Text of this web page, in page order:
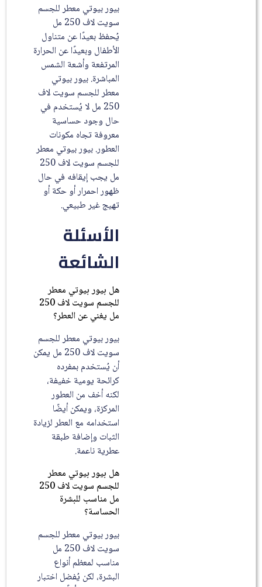
بيور بيوتي معطر للجسم
سويت لاف 250 مل
يُحفظ بعيدًا عن متناول
الأطفال وبعيدًا عن الحرارة
المرتفعة وأشعة الشمس
المباشرة. بيور بيوتي
معطر للجسم سويت لاف
250 مل لا يُستخدم في
حال وجود حساسية
معروفة تجاه مكونات
العطور. بيور بيوتي معطر
للجسم سويت لاف 250
مل يجب إيقافه في حال
ظهور احمرار أو حكة أو
تهيج غير طبيعي.
الأسئلة
الشائعة
هل بيور بيوتي معطر
للجسم سويت لاف 250
مل يغني عن العطر؟
بيور بيوتي معطر للجسم
سويت لاف 250 مل يمكن
أن يُستخدم بمفرده
كرائحة يومية خفيفة،
لكنه أخف من العطور
المركزة، ويمكن أيضًا
استخدامه مع العطر لزيادة
الثبات وإضافة طبقة
عطرية ناعمة.
هل بيور بيوتي معطر
للجسم سويت لاف 250
مل مناسب للبشرة
الحساسة؟
بيور بيوتي معطر للجسم
سويت لاف 250 مل
مناسب لمعظم أنواع
البشرة، لكن يُفضل اختبار